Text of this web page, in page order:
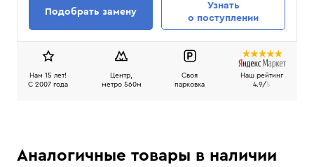
Подобрать замену
Узнать
о поступлении
Нам 15 лет!
C 2007 года
Центр,
метро 560м
Своя
парковка
Наш рейтинг
4.9/5
Аналогичные товары в наличии